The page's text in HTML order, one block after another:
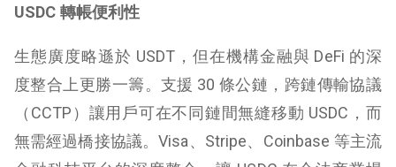
USDC 轉帳便利性
生態廣度略遜於 USDT，但在機構金融與 DeFi 的深
度整合上更勝一籌。支援 30 條公鏈，跨鏈傳輸協議
（CCTP）讓用戶可在不同鏈間無縫移動 USDC，而
無需經過橋接協議。Visa、Stripe、Coinbase 等主流